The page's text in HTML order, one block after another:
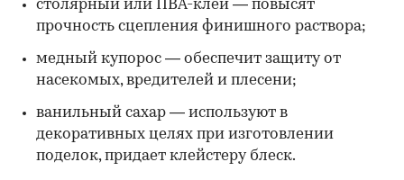
столярный или ПВА-клей — повысят
прочность сцепления финишного раствора;
медный купорос — обеспечит защиту от
насекомых, вредителей и плесени;
ванильный сахар — используют в
декоративных целях при изготовлении
поделок, придает клейстеру блеск.